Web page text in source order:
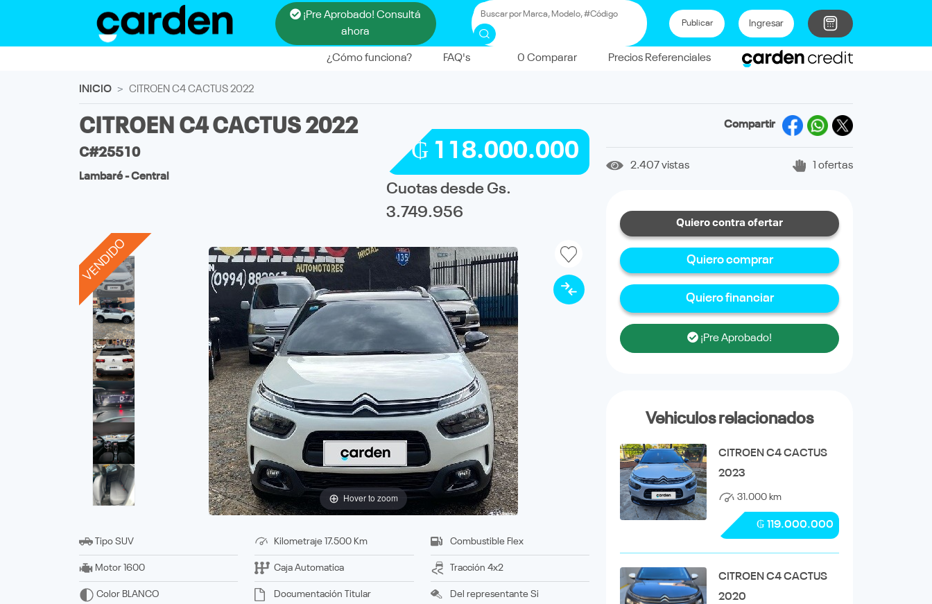
¡Pre Aprobado! Consultá
ahora
Publicar Ingresar
¿Cómo funciona? FAQ's 0 Comparar Precios Referenciales
INICIO CITROEN C4 CACTUS 2022
CITROEN C4 CACTUS 2022
C#25510
Lambaré - Central
₲ 118.000.000
Cuotas desde Gs.
3.749.956
VENDIDO
Hover to zoom
Tipo SUV
Motor 1600
Color BLANCO
Kilometraje 17.500 Km
Caja Automatica
Documentación titular
Combustible Flex
Tracción 4x2
Del representante Si
Compartir
2.407 vistas 1 ofertas
Quiero contra ofertar
Quiero comprar
Quiero financiar
¡Pre Aprobado!
Vehiculos relacionados
CITROEN C4 CACTUS
2023
31.000 km
₲ 119.000.000
CITROEN C4 CACTUS
2020